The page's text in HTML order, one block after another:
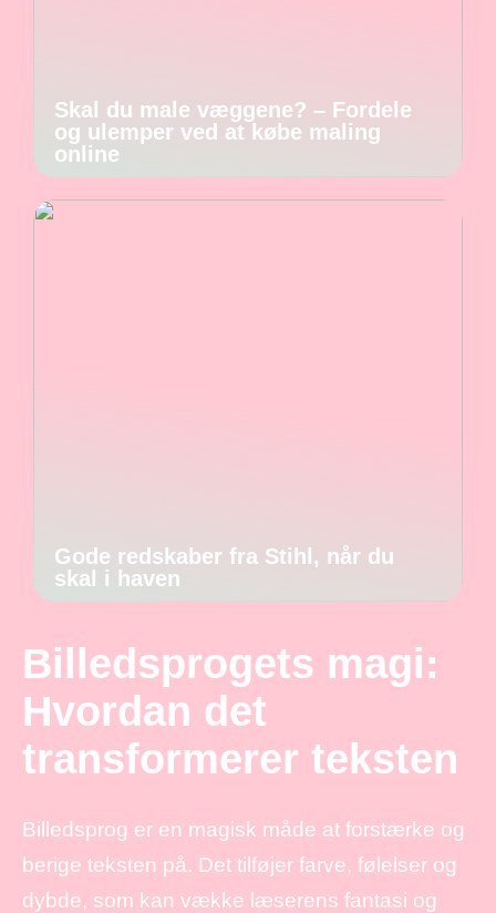
Skal du male væggene? – Fordele
og ulemper ved at købe maling
online
Gode redskaber fra Stihl, når du
skal i haven
Billedsprogets magi:
Hvordan det
transformerer teksten
Billedsprog er en magisk måde at forstærke og
berige teksten på. Det tilføjer farve, følelser og
dybde, som kan vække læserens fantasi og